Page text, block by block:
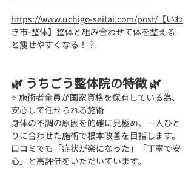
https://www.uchigo-seitai.com/post/【いわ
き市-整体】整体と組み合わせて体を整える
と痩せやすくなる！？
🌿 うちごう整体院の特徴 🌿
⭐ 施術者全員が国家資格を保有している為、
安心して任せられる施術
身体の不調の原因を的確に見極め、一人ひと
りに合わせた施術で根本改善を目指します。
口コミでも「症状が楽になった」「丁寧で安
心」と高評価をいただいています。